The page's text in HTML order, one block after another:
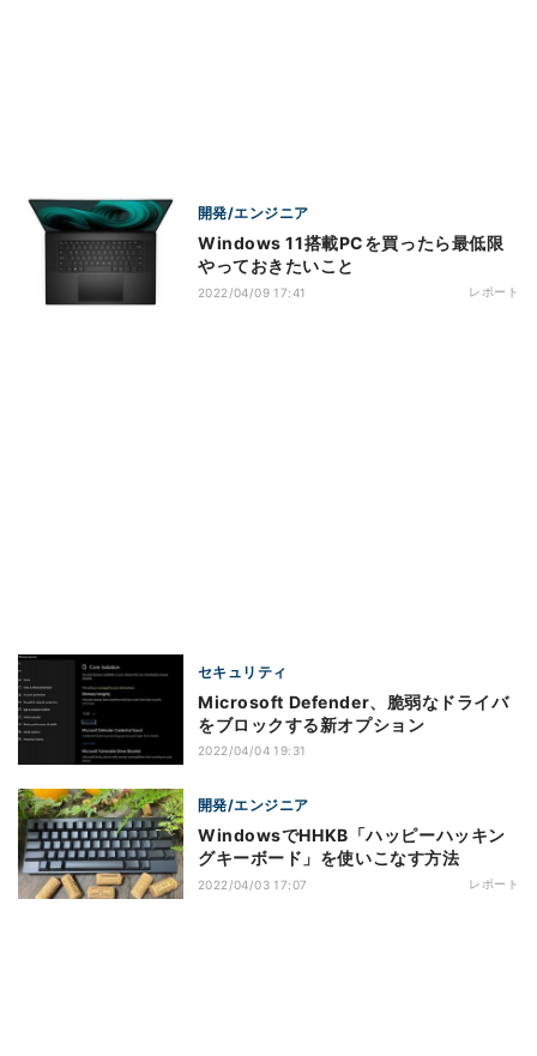
開発/エンジニア
Windows 11搭載PCを買ったら最低限
やっておきたいこと
2022/04/09 17:41 レポート
セキュリティ
Microsoft Defender、脆弱なドライバ
をブロックする新オプション
2022/04/04 19:31
開発/エンジニア
WindowsでHHKB「ハッピーハッキン
グキーボード」を使いこなす方法
2022/04/03 17:07 レポート